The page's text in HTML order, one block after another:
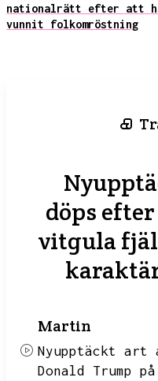
nationalrätt efter att
vunnit folkomröstning
döps
vitgula
Martin
Nyupptäckt art
Donald Trump